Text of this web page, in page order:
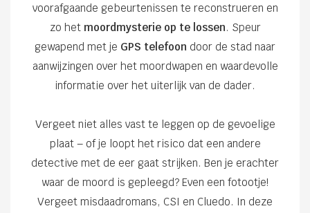
voorafgaande gebeurtenissen te reconstrueren en
zo het moordmysterie op te lossen. Speur
gewapend met je GPS telefoon door de stad naar
aanwijzingen over het moordwapen en waardevolle
informatie over het uiterlijk van de dader.
Vergeet niet alles vast te leggen op de gevoelige
plaat – of je loopt het risico dat een andere
detective met de eer gaat strijken. Ben je erachter
waar de moord is gepleegd? Even een fotootje!
Vergeet misdaadromans, CSI en Cluedo. In deze